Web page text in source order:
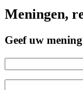
Meningen,
Geef uw